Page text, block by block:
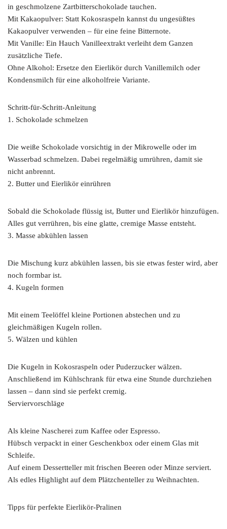
in geschmolzene Zartbitterschokolade tauchen.
Mit Kakaopulver: Statt Kokosraspeln kannst du ungesüßtes
Kakaopulver verwenden – für eine feine Bitternote.
Mit Vanille: Ein Hauch Vanilleextrakt verleiht dem Ganzen
zusätzliche Tiefe.
Ohne Alkohol: Ersetze den Eierlikör durch Vanillemilch oder
Kondensmilch für eine alkoholfreie Variante.
Schritt-für-Schritt-Anleitung
1. Schokolade schmelzen
Die weiße Schokolade vorsichtig in der Mikrowelle oder im
Wasserbad schmelzen. Dabei regelmäßig umrühren, damit sie
nicht anbrennt.
2. Butter und Eierlikör einrühren
Sobald die Schokolade flüssig ist, Butter und Eierlikör hinzufügen.
Alles gut verrühren, bis eine glatte, cremige Masse entsteht.
3. Masse abkühlen lassen
Die Mischung kurz abkühlen lassen, bis sie etwas fester wird, aber
noch formbar ist.
4. Kugeln formen
Mit einem Teelöffel kleine Portionen abstechen und zu
gleichmäßigen Kugeln rollen.
5. Wälzen und kühlen
Die Kugeln in Kokosraspeln oder Puderzucker wälzen.
Anschließend im Kühlschrank für etwa eine Stunde durchziehen
lassen – dann sind sie perfekt cremig.
Serviervorschläge
Als kleine Nascherei zum Kaffee oder Espresso.
Hübsch verpackt in einer Geschenkbox oder einem Glas mit
Schleife.
Auf einem Dessertteller mit frischen Beeren oder Minze serviert.
Als edles Highlight auf dem Plätzchenteller zu Weihnachten.
Tipps für perfekte Eierlikör-Pralinen